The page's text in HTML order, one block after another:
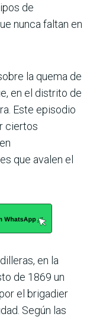
de
nunca faltan en
la quema de
en el distrito de
Este episodio
ciertos
que avalen el
en la
de 1869 un
el brigadier
Según las